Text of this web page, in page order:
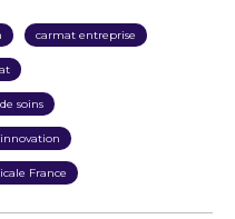
carmat entreprise
soins
France